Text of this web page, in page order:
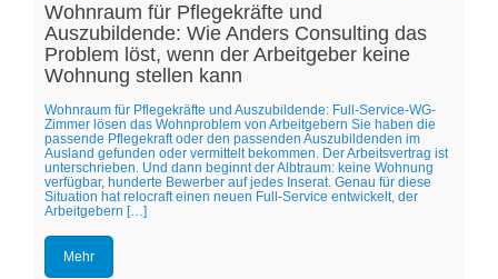
Wohnraum für Pflegekräfte und
Auszubildende: Wie Anders Consulting das
Problem löst, wenn der Arbeitgeber keine
Wohnung stellen kann
Wohnraum für Pflegekräfte und Auszubildende: Full-Service-WG-
Zimmer lösen das Wohnproblem von Arbeitgebern Sie haben die
passende Pflegekraft oder den passenden Auszubildenden im
Ausland gefunden oder vermittelt bekommen. Der Arbeitsvertrag ist
unterschrieben. Und dann beginnt der Albtraum: keine Wohnung
verfügbar, hunderte Bewerber auf jedes Inserat. Genau für diese
Situation hat relocraft einen neuen Full-Service entwickelt, der
Arbeitgebern […]
Mehr